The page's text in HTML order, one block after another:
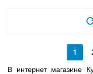
1
В интернет магазине